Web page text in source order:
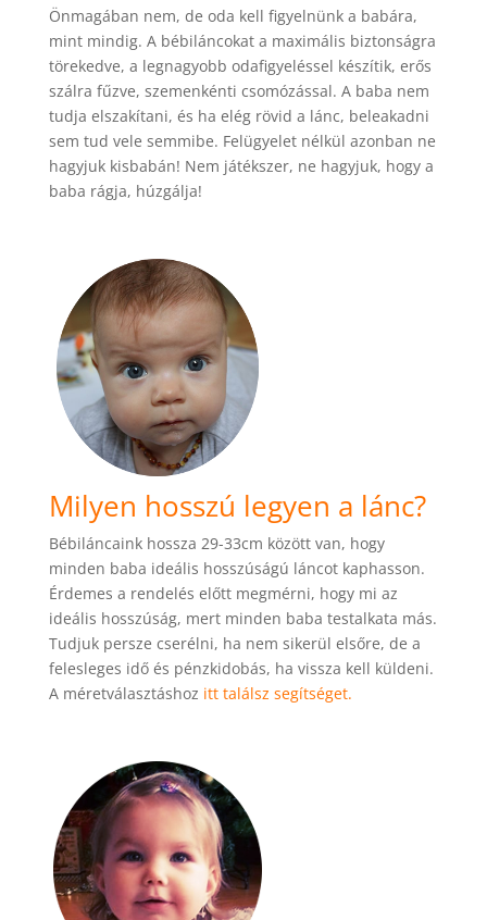
Önmagában nem, de oda kell figyelnünk a babára,
mint mindig. A bébiláncokat a maximális biztonságra
törekedve, a legnagyobb odafigyeléssel készítik, erős
szálra fűzve, szemenkénti csomózással. A baba nem
tudja elszakítani, és ha elég rövid a lánc, beleakadni
sem tud vele semmibe. Felügyelet nélkül azonban ne
hagyjuk kisbabán! Nem játékszer, ne hagyjuk, hogy a
baba rágja, húzgálja!
Milyen hosszú legyen a lánc?
Bébiláncaink hossza 29-33cm között van, hogy
minden baba ideális hosszúságú láncot kaphasson.
Érdemes a rendelés előtt megmérni, hogy mi az
ideális hosszúság, mert minden baba testalkata más.
Tudjuk persze cserélni, ha nem sikerül elsőre, de a
felesleges idő és pénzkidobás, ha vissza kell küldeni.
A méretválasztáshoz itt találsz segítséget.